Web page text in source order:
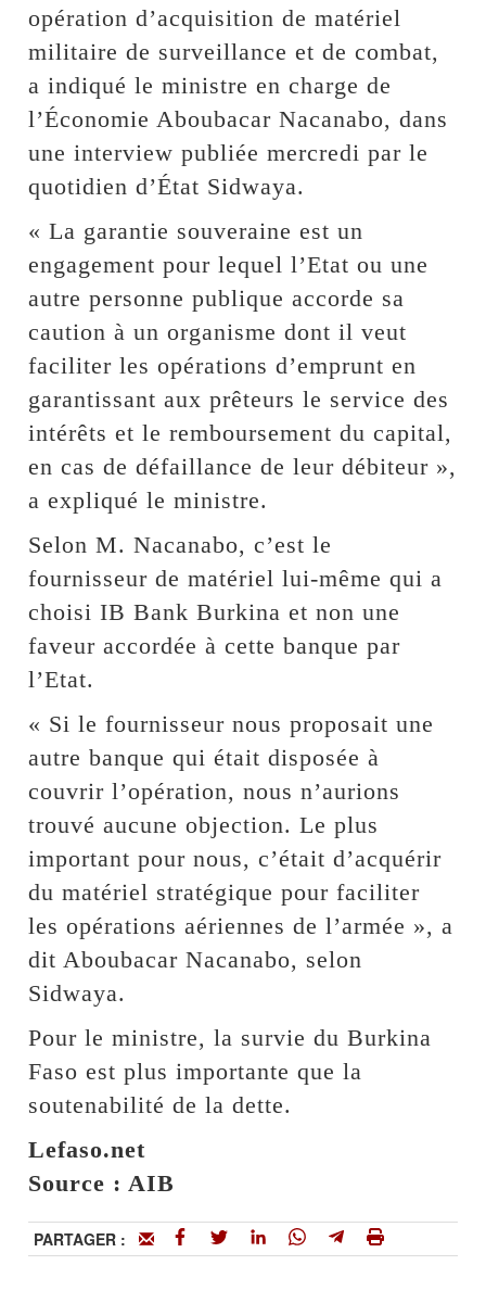
opération d’acquisition de matériel
militaire de surveillance et de combat,
a indiqué le ministre en charge de
l’Économie Aboubacar Nacanabo, dans
une interview publiée mercredi par le
quotidien d’État Sidwaya.
« La garantie souveraine est un
engagement pour lequel l’Etat ou une
autre personne publique accorde sa
caution à un organisme dont il veut
faciliter les opérations d’emprunt en
garantissant aux prêteurs le service des
intérêts et le remboursement du capital,
en cas de défaillance de leur débiteur »,
a expliqué le ministre.
Selon M. Nacanabo, c’est le
fournisseur de matériel lui-même qui a
choisi IB Bank Burkina et non une
faveur accordée à cette banque par
l’Etat.
« Si le fournisseur nous proposait une
autre banque qui était disposée à
couvrir l’opération, nous n’aurions
trouvé aucune objection. Le plus
important pour nous, c’était d’acquérir
du matériel stratégique pour faciliter
les opérations aériennes de l’armée », a
dit Aboubacar Nacanabo, selon
Sidwaya.
Pour le ministre, la survie du Burkina
Faso est plus importante que la
soutenabilité de la dette.
Lefaso.net
Source : AIB
PARTAGER :